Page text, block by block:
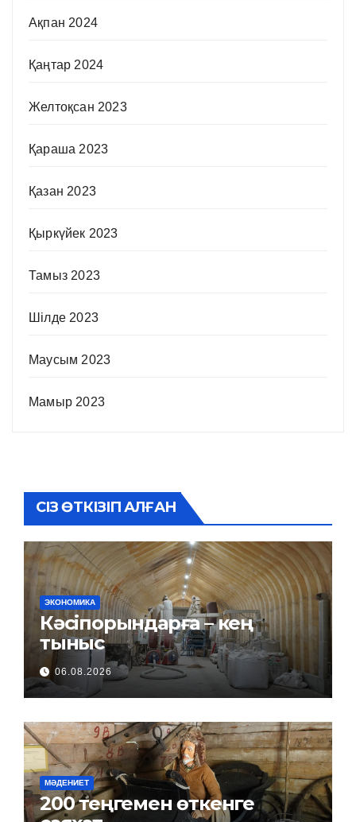
Ақпан 2024
Қаңтар 2024
Желтоқсан 2023
Қараша 2023
Қазан 2023
Қыркүйек 2023
Тамыз 2023
Шілде 2023
Маусым 2023
Мамыр 2023
СІЗ ӨТКІЗІП АЛҒАН
ЭКОНОМИКА
Кәсіпорындарға – кең
тыныс
06.08.2026
МӘДЕНИЕТ
200 теңгемен өткенге